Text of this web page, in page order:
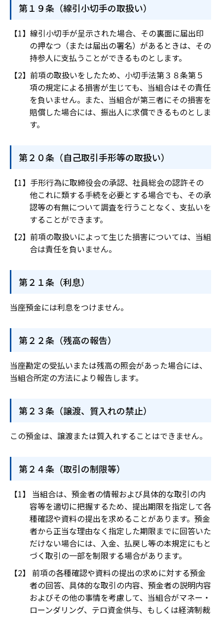
第１９条（線引小切手の取扱い）
線引小切手が呈示された場合、その裏面に届出印
の押なつ（または届出の署名）があるときは、その
持参人に支払うことができるものとします。
前項の取扱いをしたため、小切手法第３８条第５
項の規定による損害が生じても、当組合はその責任
を負いません。また、当組合が第三者にその損害を
賠償した場合には、振出人に求償できるものとしま
す。
第２０条（自己取引手形等の取扱い）
手形行為に取締役会の承認、社員総会の認許その
他これに類する手続を必要とする場合でも、その承
認等の有無について調査を行うことなく、支払いを
することができます。
前項の取扱いによって生じた損害については、当組
合は責任を負いません。
第２１条（利息）
当座預金には利息をつけません。
第２２条（残高の報告）
当座勘定の受払いまたは残高の照会があった場合には、
当組合所定の方法により報告します。
第２３条（譲渡、質入れの禁止）
この預金は、譲渡または質入れすることはできません。
第２４条（取引の制限等）
当組合は、預金者の情報および具体的な取引の内
容等を適切に把握するため、提出期限を指定して各
種確認や資料の提出を求めることがあります。預金
者から正当な理由なく指定した期限までに回答いた
だけない場合には、入金、払戻し等の本規定にもと
づく取引の一部を制限する場合があります。
前項の各種確認や資料の提出の求めに対する預金
者の回答、具体的な取引の内容、預金者の説明内容
およびその他の事情を考慮して、当組合がマネー・
ローンダリング、テロ資金供与、もしくは経済制裁